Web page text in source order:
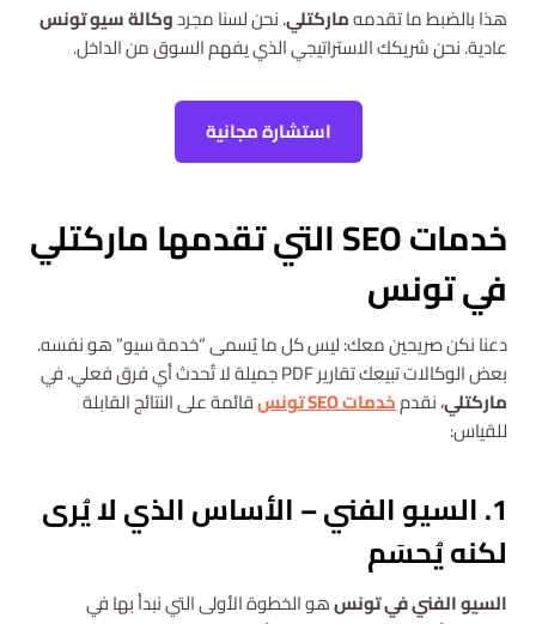
هذا بالضبط ما تقدمهماركتلي. نحن لسنا مجردوكالة سيو تونس
عادية. نحن شريكك الاستراتيجي الذي يفهم السوق من الداخل.
استشارة مجانية
خدمات SEO التي تقدمها ماركتلي
في تونس
دعنا نكن صريحين معك: ليس كل ما يُسمى “خدمة سيو” هو نفسه.
بعض الوكالات تبيعك تقارير PDF جميلة لا تُحدث أي فرق فعلي. في
ماركتلي، نقدمخدمات SEO تونس
قائمة على النتائج القابلة
للقياس:
1. السيو الفني – الأساس الذي لا يُرى
لكنه يُحسَم
السيو الفني في تونسهو الخطوة الأولى التي نبدأ بها في